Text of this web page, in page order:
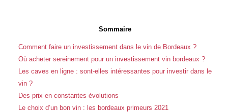
Sommaire
Comment faire un investissement dans le vin de Bordeaux ?
Où acheter sereinement pour un investissement vin bordeaux ?
Les caves en ligne : sont-elles intéressantes pour investir dans le
vin ?
Des prix en constantes évolutions
Le choix d’un bon vin : les bordeaux primeurs 2021